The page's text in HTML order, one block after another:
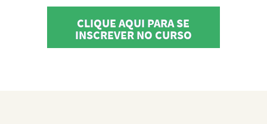
CLIQUE AQUI PARA SE
INSCREVER NO CURSO